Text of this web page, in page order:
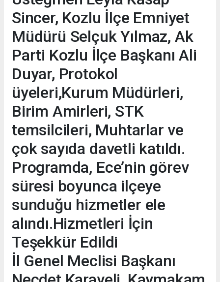
Sincer, Kozlu İlçe Emniyet
Müdürü Selçuk Yılmaz, Ak
Parti Kozlu İlçe Başkanı Ali
Duyar, Protokol
üyeleri,Kurum Müdürleri,
Birim Amirleri, STK
temsilcileri, Muhtarlar ve
çok sayıda davetli katıldı.
Programda, Ece’nin görev
süresi boyunca ilçeye
sunduğu hizmetler ele
alındı.Hizmetleri İçin
Teşekkür Edildi
İl Genel Meclisi Başkanı